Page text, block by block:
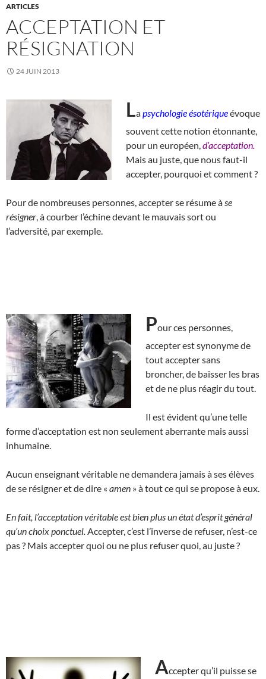
ARTICLES
ACCEPTATION ET
RÉSIGNATION
24 JUIN 2013
Lapsychologie ésotériqueévoque
souvent cette notion étonnante,
pour un européen, d’acceptation.
Mais au juste, que nous faut-il
accepter, pourquoi et comment ?
Pour de nombreuses personnes, accepter se résume à se
résigner , à courber l’échine devant le mauvais sort ou
l’adversité, par exemple.
Pour ces personnes,
accepter est synonyme de
tout accepter sans
broncher, de baisser les bras
et de ne plus réagir du tout.
Il est évident qu’une telle
forme d’acceptation est non seulement aberrante mais aussi
inhumaine.
Aucun enseignant véritable ne demandera jamais à ses élèves
de se résigner et de dire « amen » à tout ce qui se propose à eux.
En fait, l’acceptation véritable est bien plus un état d’esprit général
qu’un choix ponctuel. Accepter, c’est l’inverse de refuser, n’est-ce
pas ? Mais accepter quoi ou ne plus refuser quoi, au juste ?
Accepter qu’il puisse se